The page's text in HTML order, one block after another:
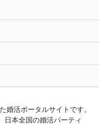
婚活ポータルサイトです。
日本全国の婚活パーティ